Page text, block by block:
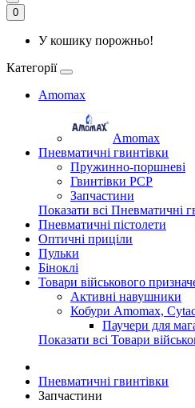
0
У кошику порожньо!
Категорії
Amomax
Amomax
Пневматичні гвинтівки
Пружинно-поршневі
Гвинтівки PCP
Запчастини
Показати всі Пневматичні
Пневматичні пістолети
Оптичні приціли
Пульки
Біноклі
Товари військового
Активні навушники
Кобури Amomaх,
Паучери для
Показати всі Товари
Пневматичні гвинтівки
Запчастини